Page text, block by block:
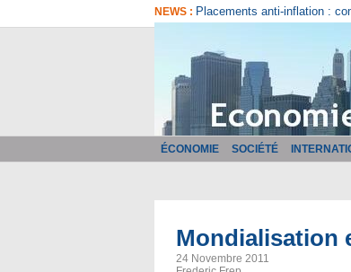
NEWS : Comment bien choisir son
ÉCONOMIE SOCIÉTÉ
Mondialisation
24 Novembre 2011